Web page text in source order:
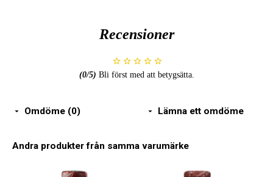
Recensioner
(0/5) Bli först med att betygsätta.
Omdöme (0) Lämna ett omdöme
Andra produkter från samma varumärke